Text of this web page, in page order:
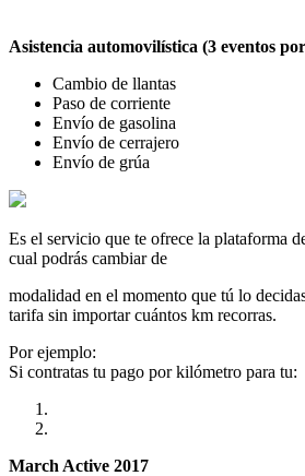
Asistencia automovilística (3 eventos
Cambio de llantas
Paso de corriente
Envío de gasolina
Envío de cerrajero
Envío de grúa
Es el servicio que te ofrece la plataforma
cual podrás cambiar de
modalidad en el momento que tú lo
tarifa sin importar cuántos km recorras.
Por ejemplo:
Si contratas tu pago por kilómetro para tu:
March Active 2017